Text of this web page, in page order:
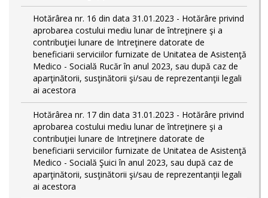
Hotărârea nr. 16 din data 31.01.2023 - Hotărâre privind
aprobarea costului mediu lunar de întreţinere şi a
contribuţiei lunare de Intreţinere datorate de
beneficiarii serviciilor furnizate de Unitatea de Asistenţă
Medico - Socială Rucăr în anul 2023, sau după caz de
aparţinătorii, susţinătorii şi/sau de reprezentanţii legali
ai acestora
Hotărârea nr. 17 din data 31.01.2023 - Hotărâre privind
aprobarea costului mediu lunar de întreţinere şi a
contribuţiei lunare de Intreţinere datorate de
beneficiarii serviciilor furnizate de Unitatea de Asistenţă
Medico - Socială Şuici în anul 2023, sau după caz de
aparţinătorii, susţinătorii şi/sau de reprezentanţii legali
ai acestora